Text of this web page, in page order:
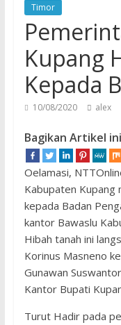
Timor
Kupang
Kepada
10/08/2020 alex
Bagikan Artikel ini
Oelamasi,
Kabupaten Kupang
kepada Badan
kantor Bawaslu
Hibah tanah ini
Korinus Masneno
Gunawan
Kantor Bupati
Turut Hadir pada